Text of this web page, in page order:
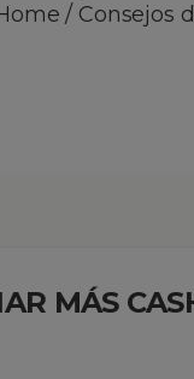
/ Consejos
MÁS